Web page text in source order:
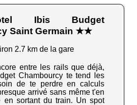
Ibis Budget
Saint Germain ★★
2.7 km de la gare
entre les rails que déjà,
Chambourcy te tend les
de te perdre en calculs
arrivé sans même t'en
en sortant du train. Un spot